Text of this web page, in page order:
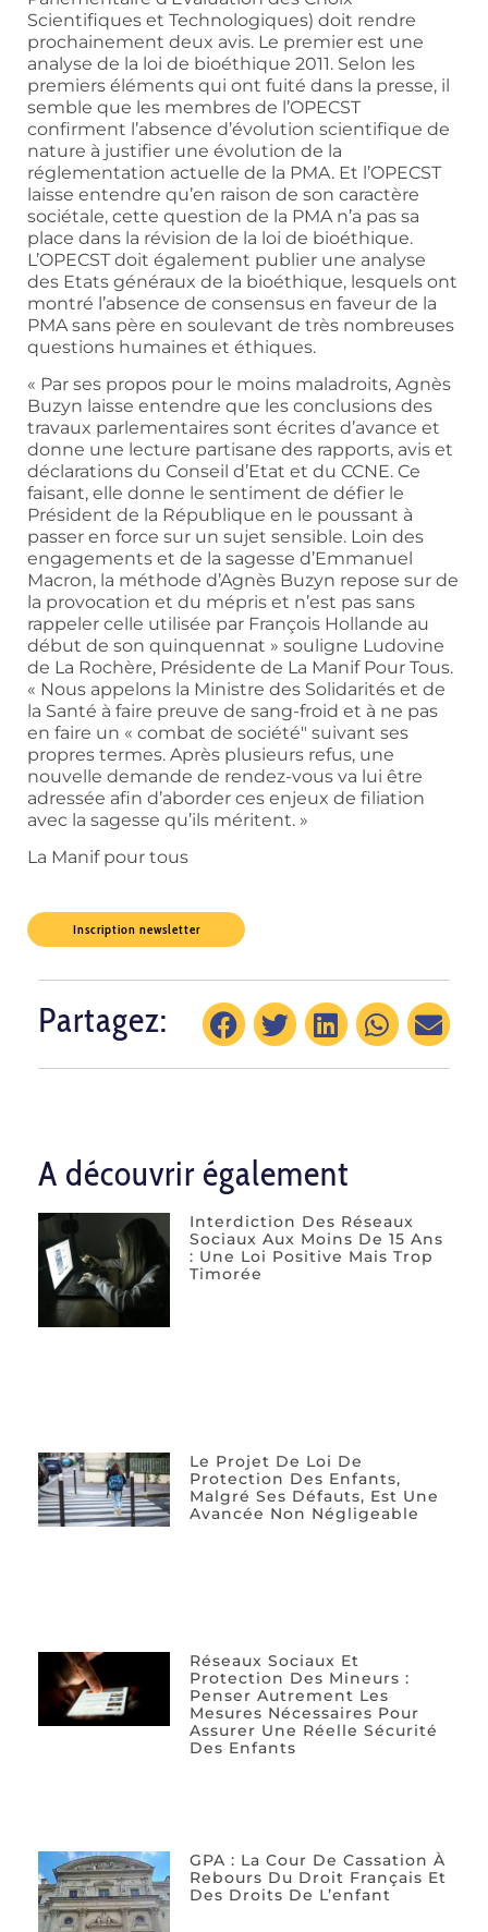
Scientifiques et Technologiques) doit rendre
prochainement deux avis. Le premier est une
analyse de la loi de bioéthique 2011. Selon les
premiers éléments qui ont fuité dans la presse, il
semble que les membres de l’OPECST
confirment l’absence d’évolution scientifique de
nature à justifier une évolution de la
réglementation actuelle de la PMA. Et l’OPECST
laisse entendre qu’en raison de son caractère
sociétale, cette question de la PMA n’a pas sa
place dans la révision de la loi de bioéthique.
L’OPECST doit également publier une analyse
des Etats généraux de la bioéthique, lesquels ont
montré l’absence de consensus en faveur de la
PMA sans père en soulevant de très nombreuses
questions humaines et éthiques.
« Par ses propos pour le moins maladroits, Agnès
Buzyn laisse entendre que les conclusions des
travaux parlementaires sont écrites d’avance et
donne une lecture partisane des rapports, avis et
déclarations du Conseil d’Etat et du CCNE. Ce
faisant, elle donne le sentiment de défier le
Président de la République en le poussant à
passer en force sur un sujet sensible. Loin des
engagements et de la sagesse d’Emmanuel
Macron, la méthode d’Agnès Buzyn repose sur de
la provocation et du mépris et n’est pas sans
rappeler celle utilisée par François Hollande au
début de son quinquennat » souligne Ludovine
de La Rochère, Présidente de La Manif Pour Tous.
« Nous appelons la Ministre des Solidarités et de
la Santé à faire preuve de sang-froid et à ne pas
en faire un « combat de société″ suivant ses
propres termes. Après plusieurs refus, une
nouvelle demande de rendez-vous va lui être
adressée afin d’aborder ces enjeux de filiation
avec la sagesse qu’ils méritent. »
La Manif pour tous
Inscription newsletter
Partagez:
A découvrir également
Interdiction Des Réseaux
Sociaux Aux Moins De 15 Ans
: Une Loi Positive Mais Trop
Timorée
Le Projet De Loi De
Protection Des Enfants,
Malgré Ses Défauts, Est Une
Avancée Non Négligeable
Réseaux Sociaux Et
Protection Des Mineurs :
Penser Autrement Les
Mesures Nécessaires Pour
Assurer Une Réelle Sécurité
Des Enfants
GPA : La Cour De Cassation À
Rebours Du Droit Français Et
Des Droits De L’enfant